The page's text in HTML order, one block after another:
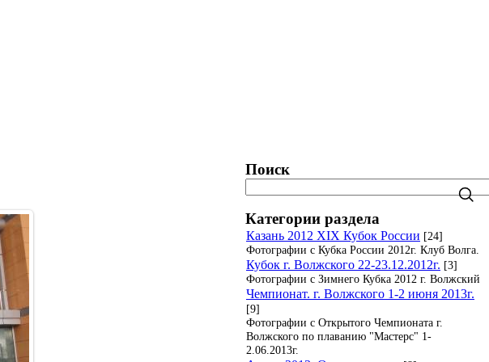
Поиск
Категории раздела
Казань 2012 XIX Кубок России [24]
Фотографии с Кубка России 2012г. Клуб Волга.
Кубок г. Волжского 22-23.12.2012г. [3]
Фотографии с Зимнего Кубка 2012 г. Волжский
Чемпионат. г. Волжского 1-2 июня 2013г.
[9]
Фотографии с Открытого Чемпионата г.
Волжского по плаванию "Мастерс" 1-
2.06.2013г.